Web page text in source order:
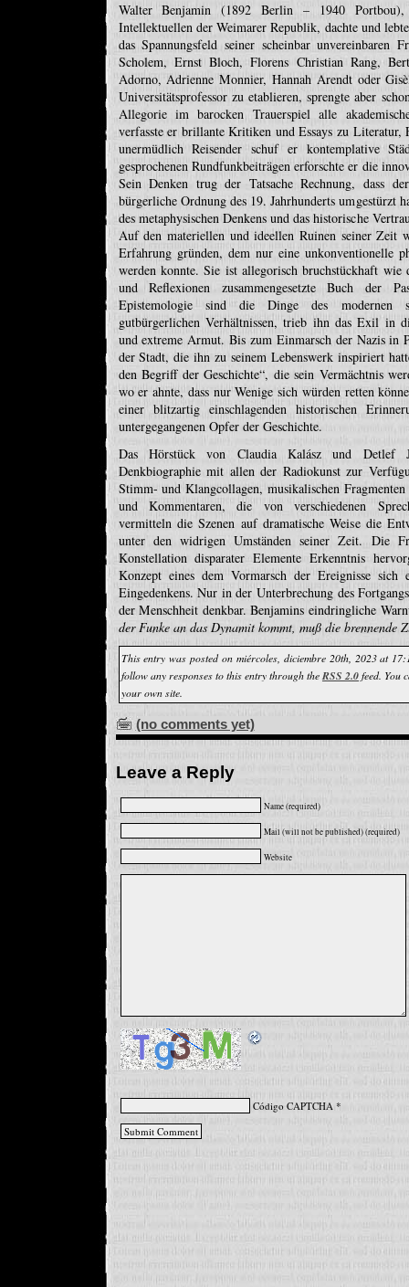
Walter Benjamin (1892 Berlin – 1940
Intellektuellen der Weimarer Republik, dachte und
das Spannungsfeld seiner scheinbar unvereinbaren
Scholem, Ernst Bloch, Florens Christian Rang,
Adorno, Adrienne Monnier, Hannah Arendt oder
Universitätsprofessor zu etablieren, sprengte aber
Allegorie im barocken Trauerspiel alle
verfasste er brillante Kritiken und Essays zu
unermüdlich Reisender schuf er kontemplative
gesprochenen Rundfunkbeiträgen erforschte er die
Sein Denken trug der Tatsache Rechnung, dass
bürgerliche Ordnung des 19. Jahrhunderts umgestürzt
des metaphysischen Denkens und das historische
Auf den materiellen und ideellen Ruinen seiner Zeit
Erfahrung gründen, dem nur eine unkonventionelle
werden konnte. Sie ist allegorisch bruchstückhaft wie
und Reflexionen zusammengesetzte Buch der
Epistemologie sind die Dinge des modernen
gutbürgerlichen Verhältnissen, trieb ihn das Exil in
und extreme Armut. Bis zum Einmarsch der Nazis in
der Stadt, die ihn zu seinem Lebenswerk inspiriert
den Begriff der Geschichte“, die sein Vermächtnis
wo er ahnte, dass nur Wenige sich würden retten
einer blitzartig einschlagenden historischen
untergegangenen Opfer der Geschichte.
Das Hörstück von Claudia Kalász und Detlef
Denkbiographie mit allen der Radiokunst zur
Stimm- und Klangcollagen, musikalischen
und Kommentaren, die von verschiedenen
vermitteln die Szenen auf dramatische Weise die
unter den widrigen Umständen seiner Zeit. Die
Konstellation disparater Elemente Erkenntnis
Konzept eines dem Vormarsch der Ereignisse sich
Eingedenkens. Nur in der Unterbrechung des
der Menschheit denkbar. Benjamins eindringliche
der Funke an das Dynamit kommt, muß die brennende
This entry was posted on miércoles, diciembre 20th, 2023 at
follow any responses to this entry through theRSS 2.0feed. You
your own site.
(no comments yet)
Leave a Reply
Name (required)
Mail (will not be published) (required)
Website
Código CAPTCHA*